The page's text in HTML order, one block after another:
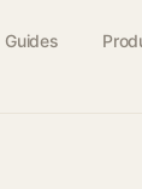
Guides